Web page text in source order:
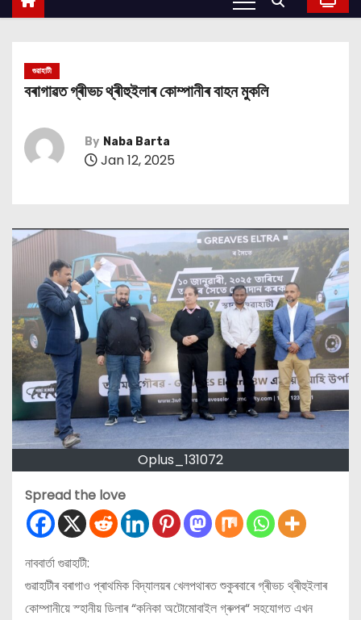
গুৱাহাটী
বৰাগাৱত গ্ৰীভচ থ্ৰীহুইলাৰ কোম্পানীৰ বাহন মুকলি
By Naba Barta
Jan 12, 2025
Oplus_131072
Spread the love
নাববার্তা গুৱাহাটী:
গুৱাহাটীৰ বৰাগাও প্ৰাথমিক বিদ্যালয়ৰ খেলপথাৰত শুকুৰবাৰে গ্ৰীভচ থ্ৰীহুইলাৰ
কোম্পানীয়ে স্হানীয় ডিলাৰ “কনিকা অটোমোবাইল গ্ৰুপৰ“ সহযোগত এখন